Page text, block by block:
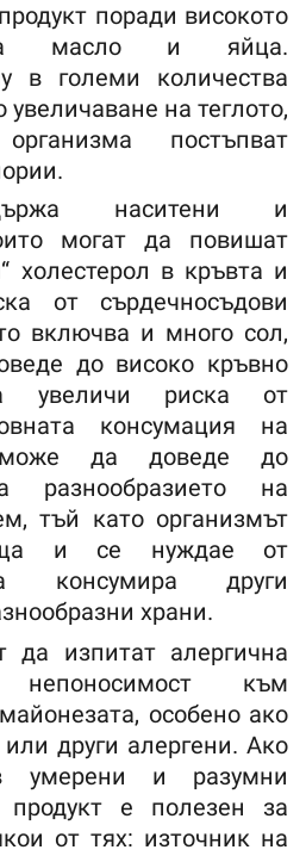
поради високото
масло и яйца.
в големи количества
на теглото,
постъпват
наситени и
могат да повишат
холестерол в кръвта и
от сърдечносъдови
включва и много сол,
до високо кръвно
увеличи риска от
консумация на
да доведе до
разнообразието на
тъй като организмът
и се нуждае от
консумира други
храни.
да изпитат алергична
към
особено ако
други алергени. Ако
умерени и разумни
продукт е полезен за
от тях: източник на